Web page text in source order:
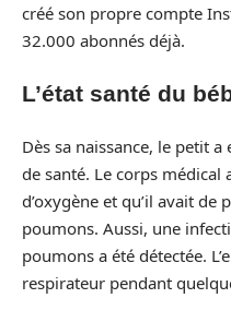
créé son propre compte
32.000 abonnés déjà.
L’état santé du
Dès sa naissance, le petit
de santé. Le corps médical
d’oxygène et qu’il avait
poumons. Aussi, une
poumons a été détectée.
respirateur pendant